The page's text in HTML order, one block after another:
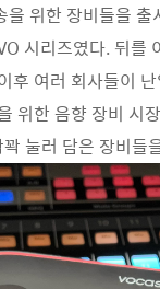
위한 장비들을
시리즈였다. 뒤
여러 회사들이
위한 음향 장비 시
눌러 담은 장비들